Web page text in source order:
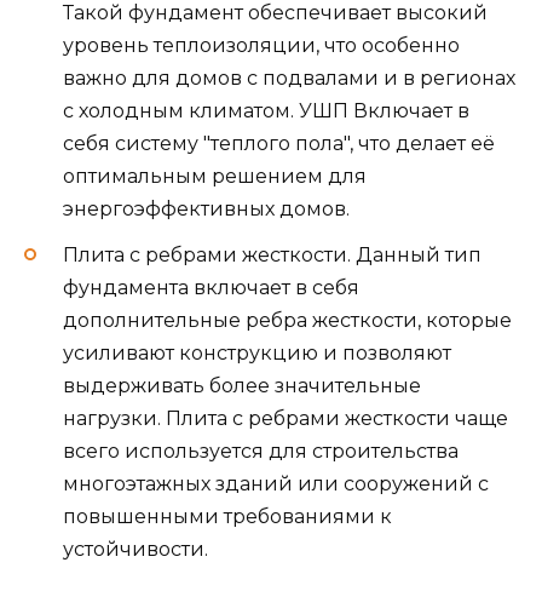
Такой фундамент обеспечивает высокий
уровень теплоизоляции, что особенно
важно для домов с подвалами и в регионах
с холодным климатом. УШП Включает в
себя систему "теплого пола", что делает её
оптимальным решением для
энергоэффективных домов.
Плита с ребрами жесткости. Данный тип
фундамента включает в себя
дополнительные ребра жесткости, которые
усиливают конструкцию и позволяют
выдерживать более значительные
нагрузки. Плита с ребрами жесткости чаще
всего используется для строительства
многоэтажных зданий или сооружений с
повышенными требованиями к
устойчивости.